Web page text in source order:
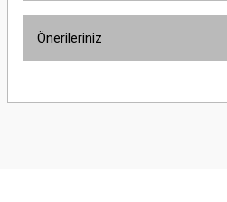
Önerileriniz
yetersiz gördüğünüz noktaları öneri